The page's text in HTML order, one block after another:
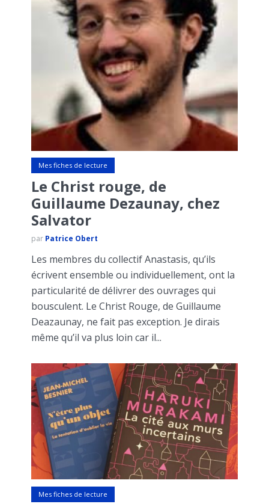
Mes fiches de lecture
Le Christ rouge, de
Guillaume Dezaunay, chez
Salvator
par Patrice Obert
Les membres du collectif Anastasis, qu’ils
écrivent ensemble ou individuellement, ont la
particularité de délivrer des ouvrages qui
bousculent. Le Christ Rouge, de Guillaume
Deazaunay, ne fait pas exception. Je dirais
même qu’il va plus loin car il...
Mes fiches de lecture